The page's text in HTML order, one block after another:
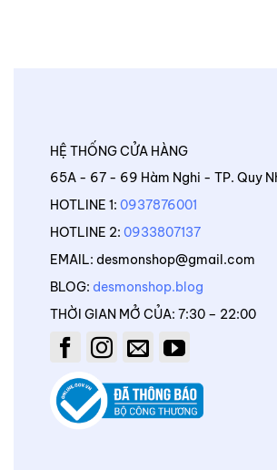
HỆ THỐNG CỬA HÀNG
65A - 67 - 69 Hàm Nghi - TP. Quy
HOTLINE 1: 0937876001
HOTLINE 2: 0933807137
EMAIL: desmonshop@gmail.com
BLOG: desmonshop.blog
THỜI GIAN MỞ CỦA: 7:30 – 22:00